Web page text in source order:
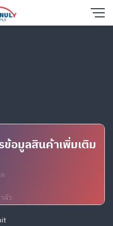
นิวเมติกกว่า 300 ชิ้น จาก
ข้อมูลสินค้าเพิ่มเติม
ล์ว